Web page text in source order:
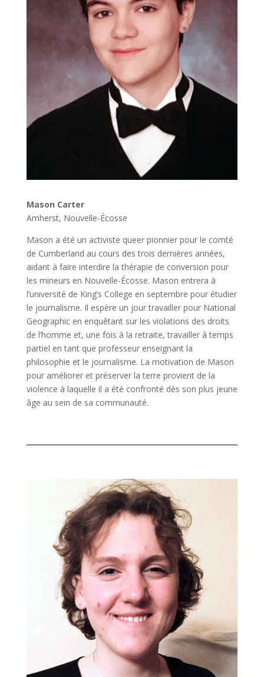
Mason Carter
Amherst, Nouvelle-Écosse
Mason a été un activiste queer pionnier pour le comté
de Cumberland au cours des trois dernières années,
aidant à faire interdire la thérapie de conversion pour
les mineurs en Nouvelle-Écosse. Mason entrera à
l’université de King’s College en septembre pour étudier
le journalisme. Il espère un jour travailler pour National
Geographic en enquêtant sur les violations des droits
de l’homme et, une fois à la retraite, travailler à temps
partiel en tant que professeur enseignant la
philosophie et le journalisme. La motivation de Mason
pour améliorer et préserver la terre provient de la
violence à laquelle il a été confronté dès son plus jeune
âge au sein de sa communauté.